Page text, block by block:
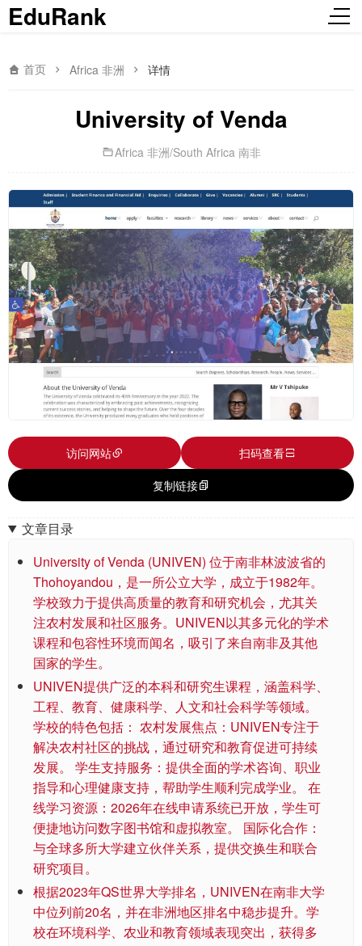
EduRank
首页 Africa 非洲 详情
University of Venda
Africa 非洲/South Africa 南非
访问网站
扫码查看
复制链接
文章目录
University of Venda (UNIVEN) 位于南非林波波省的
Thohoyandou，是一所公立大学，成立于1982年。
学校致力于提供高质量的教育和研究机会，尤其关
注农村发展和社区服务。UNIVEN以其多元化的学术
课程和包容性环境而闻名，吸引了来自南非及其他
国家的学生。
UNIVEN提供广泛的本科和研究生课程，涵盖科学、
工程、教育、健康科学、人文和社会科学等领域。
学校的特色包括： 农村发展焦点：UNIVEN专注于
解决农村社区的挑战，通过研究和教育促进可持续
发展。 学生支持服务：提供全面的学术咨询、职业
指导和心理健康支持，帮助学生顺利完成学业。 在
线学习资源：2026年在线申请系统已开放，学生可
便捷地访问数字图书馆和虚拟教室。 国际化合作：
与全球多所大学建立伙伴关系，提供交换生和联合
研究项目。
根据2023年QS世界大学排名，UNIVEN在南非大学
中位列前20名，并在非洲地区排名中稳步提升。学
校在环境科学、农业和教育领域表现突出，获得多